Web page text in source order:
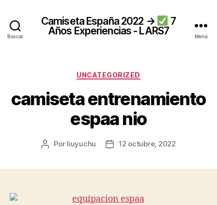
Buscar
Camiseta España 2022 →
7
Años Experiencias - LARS7
Menú
Categorías
UNCATEGORIZED
camiseta entrenamiento
espaa nio
Autor
Por liuyuchu
Fecha12 octubre, 2022